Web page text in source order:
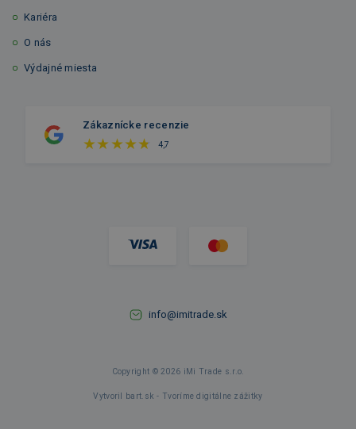
Kariéra
O nás
Výdajné miesta
Zákaznícke recenzie
4,7
info@imitrade.sk
Copyright © 2026 iMi Trade s.r.o.
Vytvoril bart.sk - Tvoríme digitálne zážitky